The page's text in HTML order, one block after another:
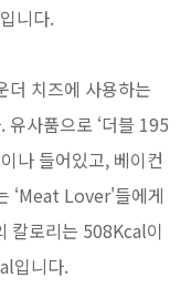
니다.
더 치즈에 사용하는
사품으로 ‘더블 195
나 들어있고, 베이컨
‘Meat Lover'들에게
칼로리는 508Kcal이
입니다.